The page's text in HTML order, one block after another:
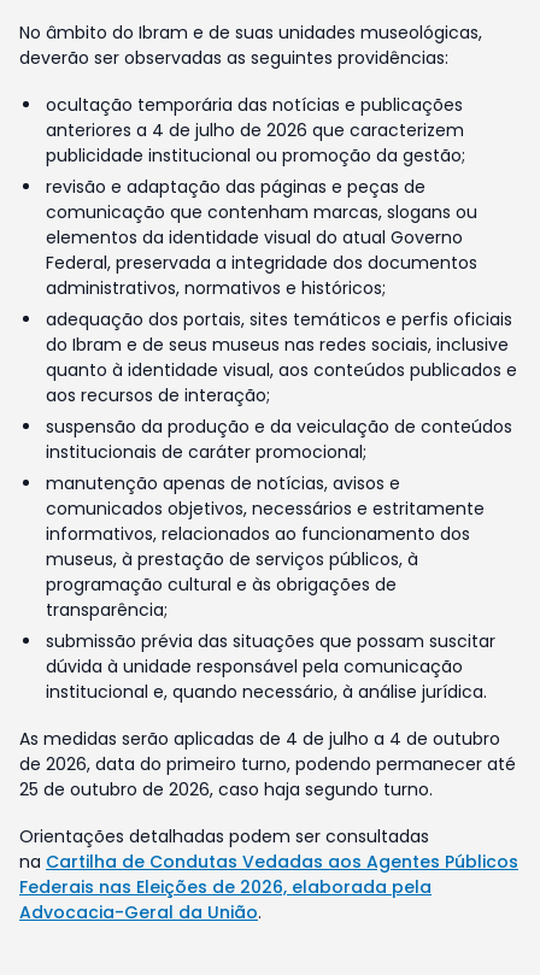
No âmbito do Ibram e de suas unidades museológicas,
deverão ser observadas as seguintes providências:
ocultação temporária das notícias e publicações
anteriores a 4 de julho de 2026 que caracterizem
publicidade institucional ou promoção da gestão;
revisão e adaptação das páginas e peças de
comunicação que contenham marcas, slogans ou
elementos da identidade visual do atual Governo
Federal, preservada a integridade dos documentos
administrativos, normativos e históricos;
adequação dos portais, sites temáticos e perfis oficiais
do Ibram e de seus museus nas redes sociais, inclusive
quanto à identidade visual, aos conteúdos publicados e
aos recursos de interação;
suspensão da produção e da veiculação de conteúdos
institucionais de caráter promocional;
manutenção apenas de notícias, avisos e
comunicados objetivos, necessários e estritamente
informativos, relacionados ao funcionamento dos
museus, à prestação de serviços públicos, à
programação cultural e às obrigações de
transparência;
submissão prévia das situações que possam suscitar
dúvida à unidade responsável pela comunicação
institucional e, quando necessário, à análise jurídica.
As medidas serão aplicadas de 4 de julho a 4 de outubro
de 2026, data do primeiro turno, podendo permanecer até
25 de outubro de 2026, caso haja segundo turno.
Orientações detalhadas podem ser consultadas
na Cartilha de Condutas Vedadas aos Agentes Públicos
Federais nas Eleições de 2026, elaborada pela
Advocacia-Geral da União.